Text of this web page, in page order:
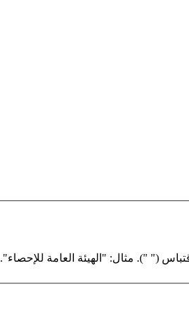
(" "). مثال: "الهيئة العامة للإحصاء".